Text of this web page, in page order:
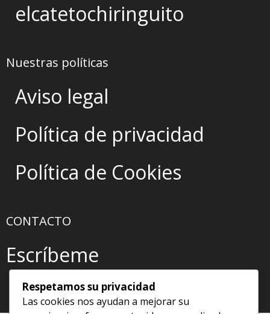
elcatetochiringuito
Nuestras políticas
Aviso legal
Política de privacidad
Política de Cookies
CONTACTO
Escríbeme
Respetamos su privacidad
Las cookies nos ayudan a mejorar su